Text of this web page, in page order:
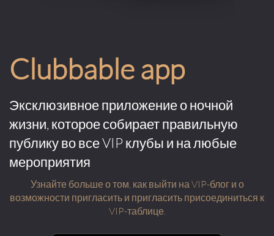
Clubbable app
Эксклюзивное приложение о ночной
жизни, которое собирает правильную
публику во все VIP клубы и на любые
мероприятия
Узнайте больше о том, как выйти на VIP-блог и о
возможности пригласить и пригласить присоединиться к
VIP-таблице.